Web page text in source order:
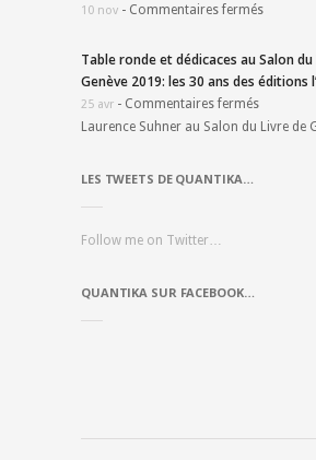
10 nov - Commentaires fermés
Table ronde et dédicaces au Salon du
Genève 2019: les 30 ans des éditions
25 avr - Commentaires fermés
Laurence Suhner au Salon du Livre de
LES TWEETS DE QUANTIKA…
Follow me on Twitter…
QUANTIKA SUR FACEBOOK…